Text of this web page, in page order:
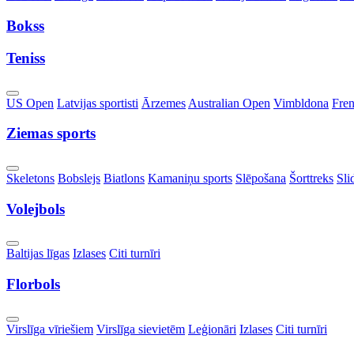
Bokss
Teniss
Toggle
Dropdown
US Open Latvijas sportisti Ārzemes Australian Open Vimbldona
Ziemas sports
Toggle
Dropdown
Skeletons Bobslejs Biatlons Kamaniņu sports Slēpošana Šorttreks
Volejbols
Toggle
Dropdown
Baltijas līgas Izlases Citi turnīri
Florbols
Toggle
Dropdown
Virslīga vīriešiem Virslīga sievietēm Leģionāri Izlases Citi turnīri